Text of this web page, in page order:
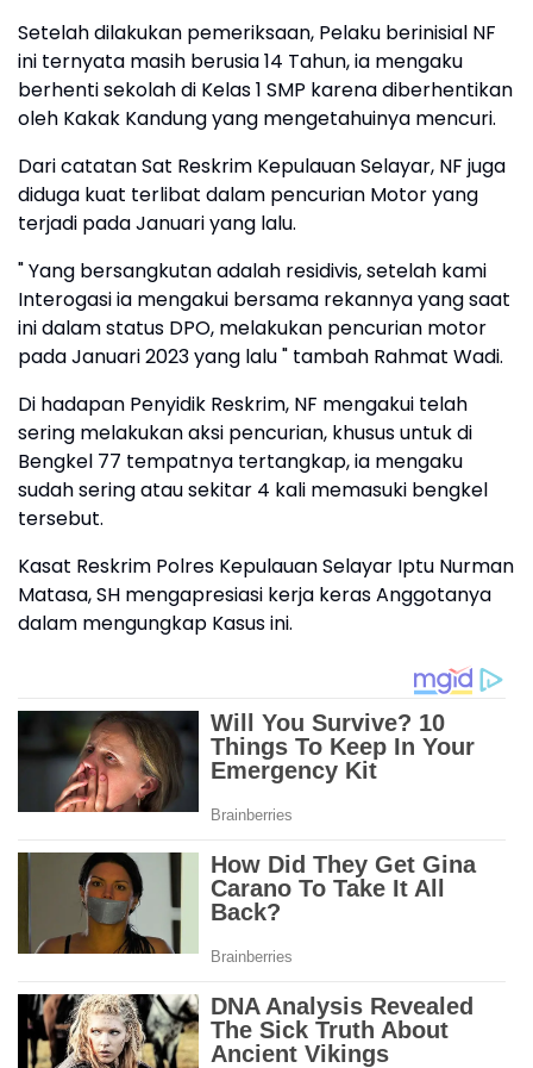
Setelah dilakukan pemeriksaan, Pelaku berinisial NF
ini ternyata masih berusia 14 Tahun, ia mengaku
berhenti sekolah di Kelas 1 SMP karena diberhentikan
oleh Kakak Kandung yang mengetahuinya mencuri.
Dari catatan Sat Reskrim Kepulauan Selayar, NF juga
diduga kuat terlibat dalam pencurian Motor yang
terjadi pada Januari yang lalu.
" Yang bersangkutan adalah residivis, setelah kami
Interogasi ia mengakui bersama rekannya yang saat
ini dalam status DPO, melakukan pencurian motor
pada Januari 2023 yang lalu " tambah Rahmat Wadi.
Di hadapan Penyidik Reskrim, NF mengakui telah
sering melakukan aksi pencurian, khusus untuk di
Bengkel 77 tempatnya tertangkap, ia mengaku
sudah sering atau sekitar 4 kali memasuki bengkel
tersebut.
Kasat Reskrim Polres Kepulauan Selayar Iptu Nurman
Matasa, SH mengapresiasi kerja keras Anggotanya
dalam mengungkap Kasus ini.